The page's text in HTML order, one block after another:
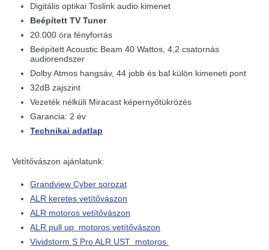
Digitális optikai Toslink audio kimenet
Beépített TV Tuner
20.000 óra fényforrás
Beépített Acoustic Beam 40 Wattos, 4,2 csatornás
audiorendszer
Dolby Atmos hangsáv, 44 jobb és bal külön kimeneti pont
32dB zajszint
Vezeték nélküli Miracast képernyőtükrözés
Garancia: 2 év
Technikai adatlap
Vetítővászon ajánlatunk:
Grandview Cyber sorozat
ALR keretes vetítővászon
ALR motoros vetítővászon
ALR pull up motoros vetítővászon
Vividstorm S Pro ALR UST motoros